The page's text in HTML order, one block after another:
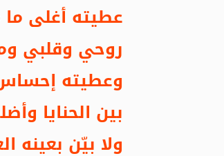
عطيته أغلى
روحي وقلبي
وعطيته
بين الحنايا
ولا بيّن بعينه